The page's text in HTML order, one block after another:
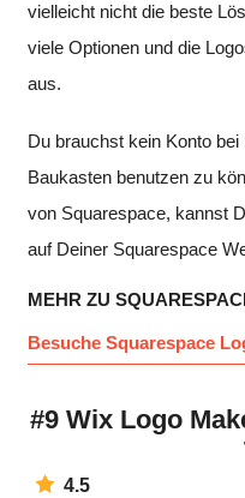
vielleicht nicht die beste
viele Optionen und die
aus.
Du brauchst kein Konto
Baukasten benutzen zu
von Squarespace, kannst
auf Deiner Squarespace
MEHR ZU
Besuche Squarespace
#9 Wix Logo
4.5